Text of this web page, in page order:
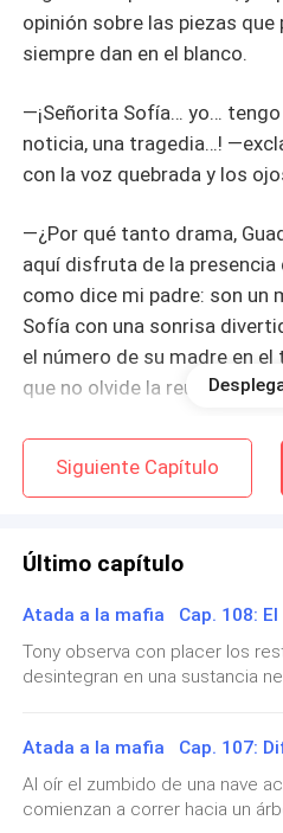
opinión sobre las piezas que
siempre dan en el blanco.
—¡Señorita Sofía… yo…
noticia, una tragedia…!
con la voz quebrada y los
—¿Por qué tanto drama,
aquí disfruta de la
como dice mi padre: son un
Sofía con una sonrisa
el número de su madre en
que no olvide la reunión que
—Sus padres han te-tenido
auto en la ruta, ellos…
por un momento cree que su
—¿M-mis… mis padres…
sintiendo como un temblor
que resuena en el piso.
Sofía tantea con la mano a
Siguiente Capítulo
Último capítulo
Atada a la mafia Cap. 108: El
Tony observa con placer los
desintegran en una sustancia
apiadado de él, el resultado
Aunque en parte sabe que no
la primera vez que es auxiliado
que alguien allá arriba está
Atada a la mafia Cap. 107:
Al oír el zumbido de una nave
comienzan a correr hacia un